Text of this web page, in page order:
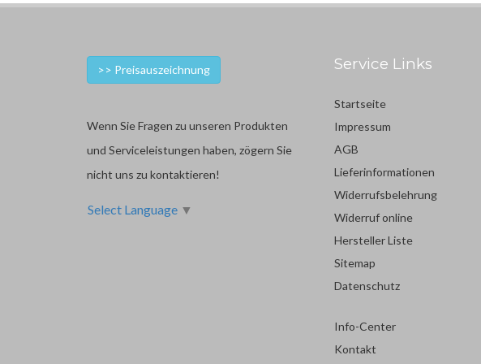
>> Preisauszeichnung
Wenn Sie Fragen zu unseren Produkten
und Serviceleistungen haben, zögern Sie
nicht uns zu kontaktieren!
Select Language ▼
Service Links
Startseite
Impressum
AGB
Lieferinformationen
Widerrufsbelehrung
Widerruf online
Hersteller Liste
Sitemap
Datenschutz
Info-Center
Kontakt